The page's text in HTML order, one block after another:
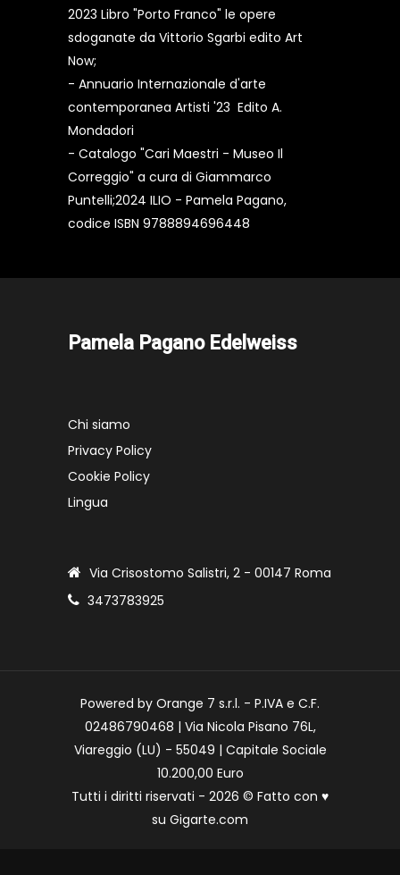
2023 Libro "Porto Franco" le opere
sdoganate da Vittorio Sgarbi edito Art
Now;
- Annuario Internazionale d'arte
contemporanea Artisti '23 Edito A.
Mondadori
- Catalogo "Cari Maestri - Museo Il
Correggio" a cura di Giammarco
Puntelli;2024 ILIO - Pamela Pagano,
codice ISBN 9788894696448
Pamela Pagano Edelweiss
Chi siamo
Privacy Policy
Cookie Policy
Lingua
Via Crisostomo Salistri, 2 - 00147 Roma
3473783925
Powered by Orange 7 s.r.l. - P.IVA e C.F.
02486790468 | Via Nicola Pisano 76L,
Viareggio (LU) - 55049 | Capitale Sociale
10.200,00 Euro
Tutti i diritti riservati - 2026 © Fatto con ♥
su Gigarte.com